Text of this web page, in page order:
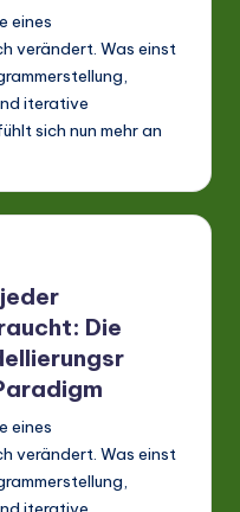
eines
verändert. Was einst
iterative
sich nun mehr an
Die
eines
verändert. Was einst